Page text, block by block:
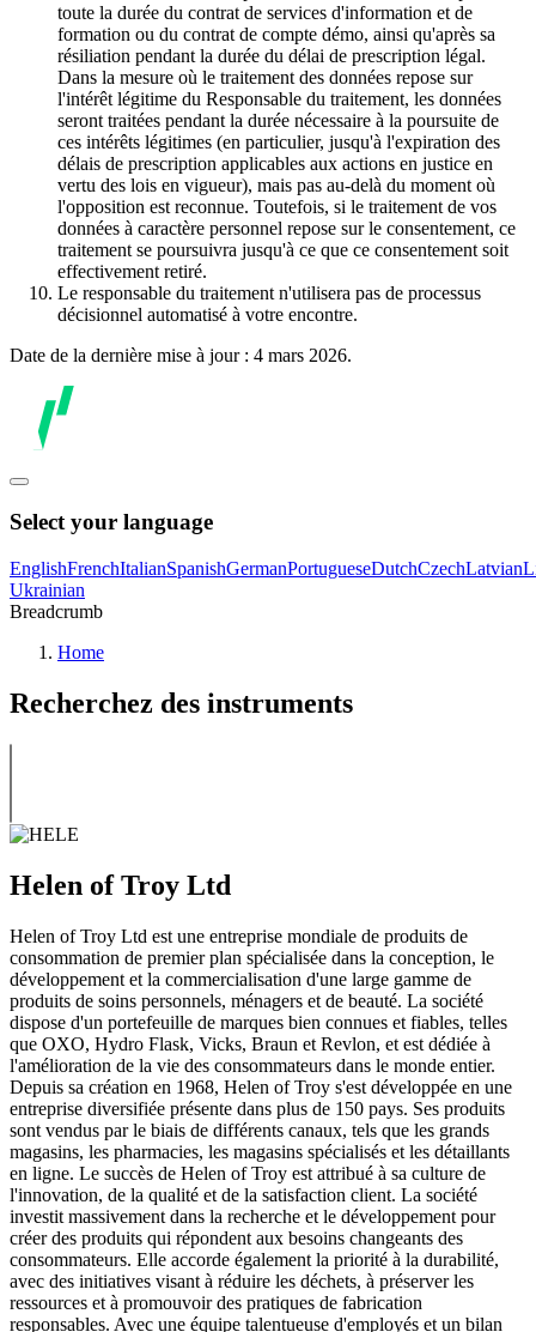
toute la durée du contrat de services d'information et de
formation ou du contrat de compte démo, ainsi qu'après sa
résiliation pendant la durée du délai de prescription légal.
Dans la mesure où le traitement des données repose sur
l'intérêt légitime du Responsable du traitement, les données
seront traitées pendant la durée nécessaire à la poursuite de
ces intérêts légitimes (en particulier, jusqu'à l'expiration des
délais de prescription applicables aux actions en justice en
vertu des lois en vigueur), mais pas au-delà du moment où
l'opposition est reconnue. Toutefois, si le traitement de vos
données à caractère personnel repose sur le consentement, ce
traitement se poursuivra jusqu'à ce que ce consentement soit
effectivement retiré.
Le responsable du traitement n'utilisera pas de processus
décisionnel automatisé à votre encontre.
Date de la dernière mise à jour : 4 mars 2026.
Select your language
EnglishFrenchItalianSpanishGermanPortugueseDutchCzechLatvian
Ukrainian
Breadcrumb
Home
Recherchez des instruments
Helen of Troy Ltd
Helen of Troy Ltd est une entreprise mondiale de produits de
consommation de premier plan spécialisée dans la conception, le
développement et la commercialisation d'une large gamme de
produits de soins personnels, ménagers et de beauté. La société
dispose d'un portefeuille de marques bien connues et fiables, telles
que OXO, Hydro Flask, Vicks, Braun et Revlon, et est dédiée à
l'amélioration de la vie des consommateurs dans le monde entier.
Depuis sa création en 1968, Helen of Troy s'est développée en une
entreprise diversifiée présente dans plus de 150 pays. Ses produits
sont vendus par le biais de différents canaux, tels que les grands
magasins, les pharmacies, les magasins spécialisés et les détaillants
en ligne. Le succès de Helen of Troy est attribué à sa culture de
l'innovation, de la qualité et de la satisfaction client. La société
investit massivement dans la recherche et le développement pour
créer des produits qui répondent aux besoins changeants des
consommateurs. Elle accorde également la priorité à la durabilité,
avec des initiatives visant à réduire les déchets, à préserver les
ressources et à promouvoir des pratiques de fabrication
responsables. Avec une équipe talentueuse d'employés et un bilan